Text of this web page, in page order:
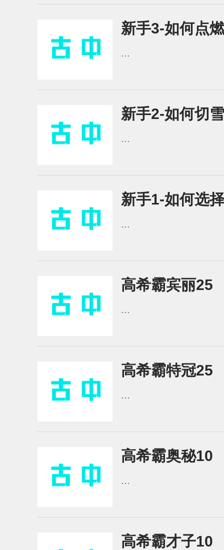
新手3-如何点
...
新手2-如何切
...
新手1-如何选
...
高希霸宾丽25
...
高希霸特冠25
...
高希霸奥秘10
...
高希霸才子10